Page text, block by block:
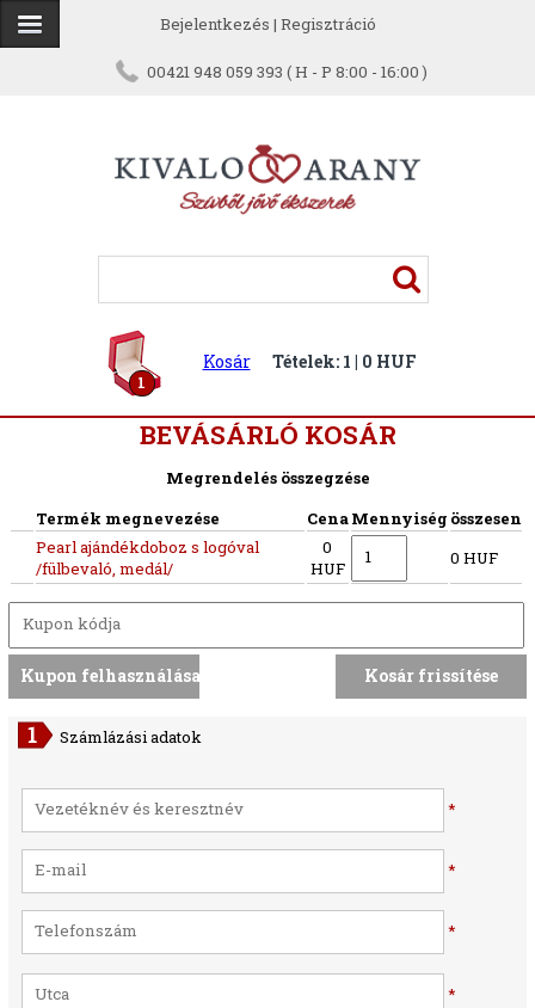
Bejelentkezés | Regisztráció
00421 948 059 393 ( H - P 8:00 - 16:00 )
1
Kosár Tételek: 1 | 0 HUF
BEVÁSÁRLÓ KOSÁR
Megrendelés összegzése
Termék megnevezése
CenaMennyiség összesen
Pearl ajándékdoboz s logóval
/fülbevaló, medál/
0
HUF
0 HUF
Számlázási adatok
*
*
*
*